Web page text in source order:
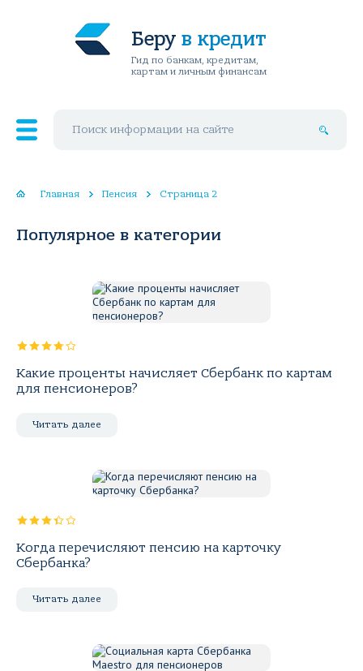
Беру в кредит
Гид по банкам, кредитам,
картам и личным финансам
Главная Пенсия Страница 2
Популярное в категории
Какие проценты начисляет Сбербанк по картам
для пенсионеров?
Читать далее
Когда перечисляют пенсию на карточку
Сбербанка?
Читать далее